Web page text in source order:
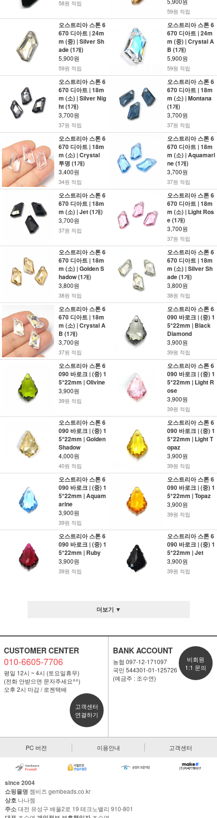
58원 적립
59원 적립
오스트리아 스톤 6
670 디아트 | 24m
m (중) | Silver Sh
ade (1개)
5,900원
59원 적립
오스트리아 스톤 6
670 디아트 | 24m
m (중) | Crystal A
B (1개)
5,900원
59원 적립
오스트리아 스톤 6
670 디아트 | 18m
m (소) | Silver Nig
ht (1개)
3,700원
37원 적립
오스트리아 스톤 6
670 디아트 | 18m
m (소) | Montana
(1개)
3,700원
37원 적립
오스트리아 스톤 6
670 디아트 | 18m
m (소) | Crystal
투명 (1개)
3,400원
34원 적립
오스트리아 스톤 6
670 디아트 | 18m
m (소) | Aquamari
ne (1개)
3,700원
37원 적립
오스트리아 스톤 6
670 디아트 | 18m
m (소) | Jet (1개)
3,700원
37원 적립
오스트리아 스톤 6
670 디아트 | 18m
m (소) | Light Ros
e (1개)
3,700원
37원 적립
오스트리아 스톤 6
670 디아트 | 18m
m (소) | Golden S
hadow (1개)
3,800원
38원 적립
오스트리아 스톤 6
670 디아트 | 18m
m (소) | Silver Sh
ade (1개)
3,800원
38원 적립
오스트리아 스톤 6
670 디아트 | 18m
m (소) | Crystal A
B (1개)
3,700원
37원 적립
오스트리아 스톤 6
090 바로크 | (중) 1
5*22mm | Black
Diamond
3,900원
39원 적립
오스트리아 스톤 6
090 바로크 | (중) 1
5*22mm | Olivine
3,900원
39원 적립
오스트리아 스톤 6
090 바로크 | (중) 1
5*22mm | Light R
ose
3,900원
39원 적립
오스트리아 스톤 6
090 바로크 | (중) 1
5*22mm | Golden
Shadow
4,000원
40원 적립
오스트리아 스톤 6
090 바로크 | (중) 1
5*22mm | Light T
opaz
3,900원
39원 적립
오스트리아 스톤 6
090 바로크 | (중) 1
5*22mm | Aquam
arine
3,900원
39원 적립
오스트리아 스톤 6
090 바로크 | (중) 1
5*22mm | Topaz
3,900원
39원 적립
오스트리아 스톤 6
090 바로크 | (중) 1
5*22mm | Ruby
3,900원
39원 적립
오스트리아 스톤 6
090 바로크 | (중) 1
5*22mm | Jet
3,900원
39원 적립
더보기 ▼
CUSTOMER CENTER
010-6605-7706
평일 12시 ~ 4시 (토요일휴무)
(전화 안받으면 문자주세요^^)
오후 2시 마감 / 로젠택배
고객센터
연결하기
BANK ACCOUNT
농협 097-12-171097
국민 544301-01-125726
(예금주 : 조수연)
비회원
1:1 문의
PC 버전 이용안내 고객센터
since 2004
쇼핑몰명 젬비즈 gembeads.co.kr
상호 나나젬
주소대전 유성구 배울2로 19 테크노밸리 910-801